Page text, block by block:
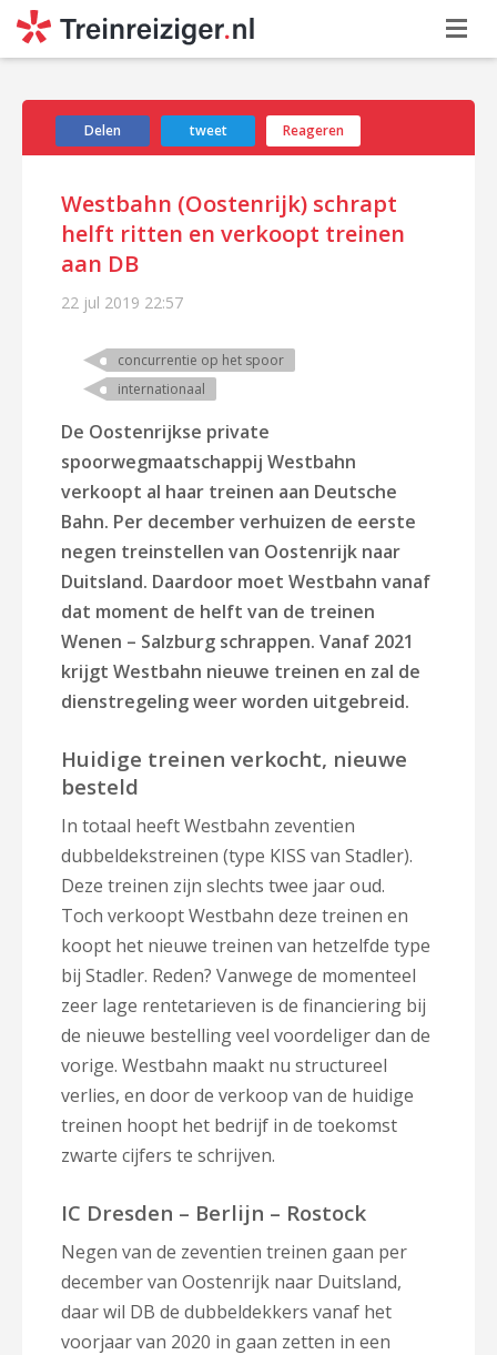
Delen tweet Reageren
Westbahn (Oostenrijk) schrapt
helft ritten en verkoopt treinen
aan DB
22 jul 2019 22:57
concurrentie op het spoor
internationaal
De Oostenrijkse private
spoorwegmaatschappij Westbahn
verkoopt al haar treinen aan Deutsche
Bahn. Per december verhuizen de eerste
negen treinstellen van Oostenrijk naar
Duitsland. Daardoor moet Westbahn vanaf
dat moment de helft van de treinen
Wenen – Salzburg schrappen. Vanaf 2021
krijgt Westbahn nieuwe treinen en zal de
dienstregeling weer worden uitgebreid.
Huidige treinen verkocht, nieuwe
besteld
In totaal heeft Westbahn zeventien
dubbeldekstreinen (type KISS van Stadler).
Deze treinen zijn slechts twee jaar oud.
Toch verkoopt Westbahn deze treinen en
koopt het nieuwe treinen van hetzelfde type
bij Stadler. Reden? Vanwege de momenteel
zeer lage rentetarieven is de financiering bij
de nieuwe bestelling veel voordeliger dan de
vorige. Westbahn maakt nu structureel
verlies, en door de verkoop van de huidige
treinen hoopt het bedrijf in de toekomst
zwarte cijfers te schrijven.
IC Dresden – Berlijn – Rostock
Negen van de zeventien treinen gaan per
december van Oostenrijk naar Duitsland,
daar wil DB de dubbeldekkers vanaf het
voorjaar van 2020 in gaan zetten in een